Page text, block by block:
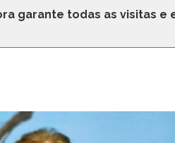
garante todas as visitas